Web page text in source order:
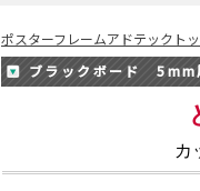
ポスターフレームアドテックト
ブラックボード
カ